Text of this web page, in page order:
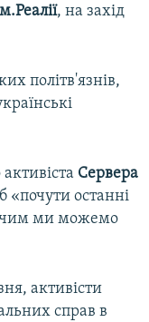
, на захід
політв'язнів,
Сервера
«почути останні
чим ми можемо
активісти
справ в